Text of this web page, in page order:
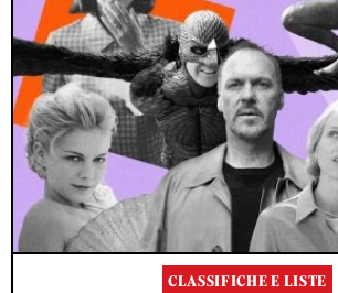
CLASSIFICHE E LISTE